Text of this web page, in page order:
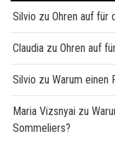
Silvio zu Ohren auf für
Claudia zu Ohren auf
Silvio zu Warum einen
Maria Vizsnyai zu
Sommeliers?